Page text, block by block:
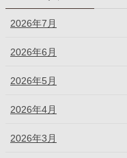
2026年7月
2026年6月
2026年5月
2026年4月
2026年3月